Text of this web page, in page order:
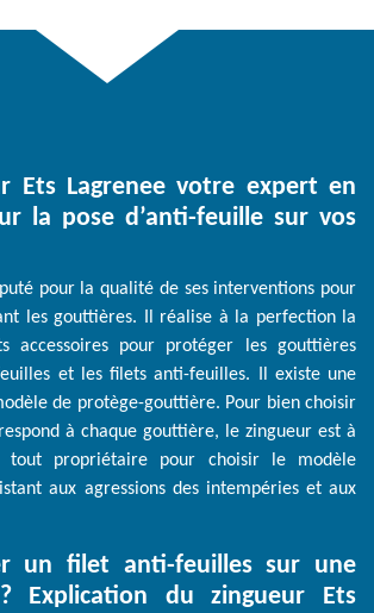
Ets Lagrenee votre expert en
la pose d’anti-feuille sur vos
pour la qualité de ses interventions pour
les gouttières. Il réalise à la perfection la
accessoires pour protéger les gouttières
et les filets anti-feuilles. Il existe une
de protège-gouttière. Pour bien choisir
à chaque gouttière, le zingueur est à
tout propriétaire pour choisir le modèle
aux agressions des intempéries et aux
un filet anti-feuilles sur une
Explication du zingueur Ets